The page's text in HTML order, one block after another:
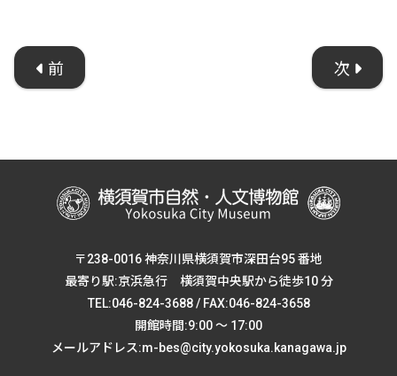
前 次
〒238-0016 神奈川県横須賀市深田台95 番地
最寄り駅:京浜急行 横須賀中央駅から徒歩10 分
TEL:046-824-3688 / FAX:046-824-3658
開館時間:9:00 ～ 17:00
メールアドレス:m-bes@city.yokosuka.kanagawa.jp